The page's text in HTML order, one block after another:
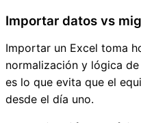
Importar datos vs
Importar un Excel toma
normalización y lógica
es lo que evita que el
desde el día uno.